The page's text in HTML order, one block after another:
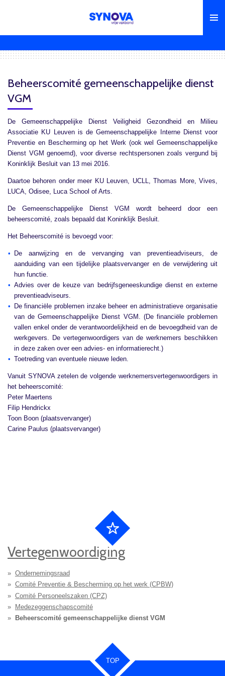
hoofdinhoud
Beheerscomité gemeenschappelijke dienst
VGM
De Gemeenschappelijke Dienst Veiligheid Gezondheid en Milieu
Associatie KU Leuven is de Gemeenschappelijke Interne Dienst voor
Preventie en Bescherming op het Werk (ook wel Gemeenschappelijke
Dienst VGM genoemd), voor diverse rechtspersonen zoals vergund bij
Koninklijk Besluit van 13 mei 2016.
Daartoe behoren onder meer KU Leuven, UCLL, Thomas More, Vives,
LUCA, Odisee, Luca School of Arts.
De Gemeenschappelijke Dienst VGM wordt beheerd door een
beheerscomité, zoals bepaald dat Koninklijk Besluit.
Het Beheerscomité is bevoegd voor:
De aanwijzing en de vervanging van preventieadviseurs, de
aanduiding van een tijdelijke plaatsvervanger en de verwijdering uit
hun functie.
Advies over de keuze van bedrijfsgeneeskundige dienst en externe
preventieadviseurs.
De financiële problemen inzake beheer en administratieve organisatie
van de Gemeenschappelijke Dienst VGM. (De financiële problemen
vallen enkel onder de verantwoordelijkheid en de bevoegdheid van de
werkgevers. De vertegenwoordigers van de werknemers beschikken
in deze zaken over een advies- en informatierecht.)
Toetreding van eventuele nieuwe leden.
Vanuit SYNOVA zetelen de volgende werknemersvertegenwoordigers in
het beheerscomité:
Peter Maertens
Filip Hendrickx
Toon Boon (plaatsvervanger)
Carine Paulus (plaatsvervanger)
Vertegenwoordiging
Ondernemingsraad
Comité Preventie & Bescherming op het werk (CPBW)
Comité Personeelszaken (CPZ)
Medezeggenschapscomité
Beheerscomité gemeenschappelijke dienst VGM
TOP